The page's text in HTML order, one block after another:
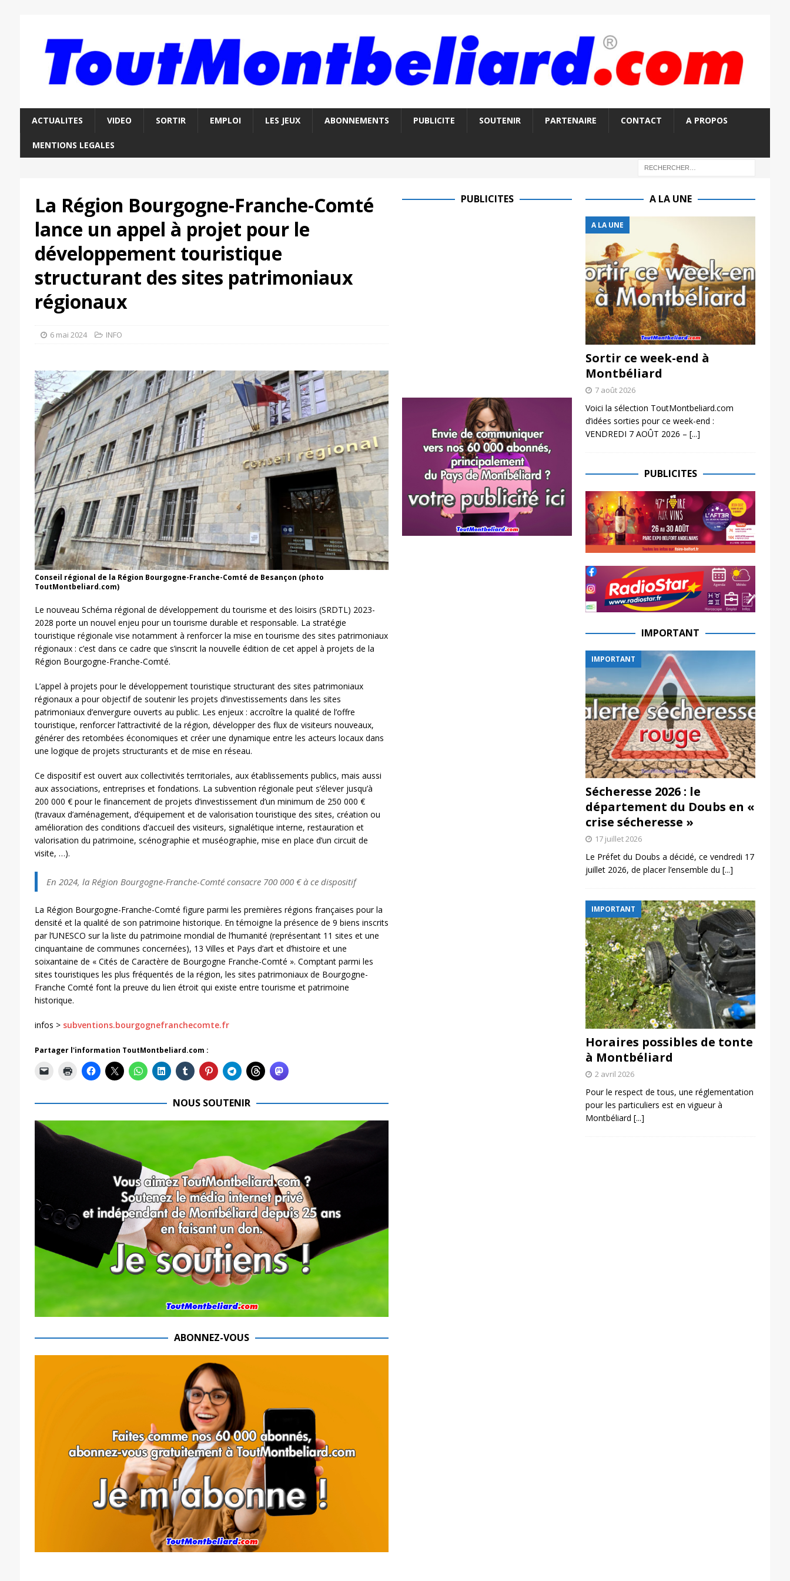
ACTUALITES VIDEO SORTIR EMPLOI LES JEUX ABONNEMENTS PUBLICITE SOUTENIR PARTENAIRE CONTACT A PROPOS
MENTIONS LEGALES
La Région Bourgogne-Franche-Comté
lance un appel à projet pour le
développement touristique
structurant des sites patrimoniaux
régionaux
6 mai 2024 INFO
Conseil régional de la Région Bourgogne-Franche-Comté de Besançon (photo
ToutMontbeliard.com)
Le nouveau Schéma régional de développement du tourisme et des loisirs (SRDTL) 2023-
2028 porte un nouvel enjeu pour un tourisme durable et responsable. La stratégie
touristique régionale vise notamment à renforcer la mise en tourisme des sites patrimoniaux
régionaux : c’est dans ce cadre que s’inscrit la nouvelle édition de cet appel à projets de la
Région Bourgogne-Franche-Comté.
L’appel à projets pour le développement touristique structurant des sites patrimoniaux
régionaux a pour objectif de soutenir les projets d’investissements dans les sites
patrimoniaux d’envergure ouverts au public. Les enjeux : accroître la qualité de l’offre
touristique, renforcer l’attractivité de la région, développer des flux de visiteurs nouveaux,
générer des retombées économiques et créer une dynamique entre les acteurs locaux dans
une logique de projets structurants et de mise en réseau.
Ce dispositif est ouvert aux collectivités territoriales, aux établissements publics, mais aussi
aux associations, entreprises et fondations. La subvention régionale peut s’élever jusqu’à
200 000 € pour le financement de projets d’investissement d’un minimum de 250 000 €
(travaux d’aménagement, d’équipement et de valorisation touristique des sites, création ou
amélioration des conditions d’accueil des visiteurs, signalétique interne, restauration et
valorisation du patrimoine, scénographie et muséographie, mise en place d’un circuit de
visite, …).
En 2024, la Région Bourgogne-Franche-Comté consacre 700 000 € à ce dispositif
La Région Bourgogne-Franche-Comté figure parmi les premières régions françaises pour la
densité et la qualité de son patrimoine historique. En témoigne la présence de 9 biens inscrits
par l’UNESCO sur la liste du patrimoine mondial de l’humanité (représentant 11 sites et une
cinquantaine de communes concernées), 13 Villes et Pays d’art et d’histoire et une
soixantaine de « Cités de Caractère de Bourgogne Franche-Comté ». Comptant parmi les
sites touristiques les plus fréquentés de la région, les sites patrimoniaux de Bourgogne-
Franche Comté font la preuve du lien étroit qui existe entre tourisme et patrimoine
historique.
infos > subventions.bourgognefranchecomte.fr
Partager l'information ToutMontbeliard.com :
NOUS SOUTENIR
ABONNEZ-VOUS
PUBLICITES A LA UNE
A LA UNE
Sortir ce week-end à
Montbéliard
7 août 2026
Voici la sélection ToutMontbeliard.com
d’idées sorties pour ce week-end :
VENDREDI 7 AOÛT 2026 – [...]
PUBLICITES
IMPORTANT
IMPORTANT
Sécheresse 2026 : le
département du Doubs en «
crise sécheresse »
17 juillet 2026
Le Préfet du Doubs a décidé, ce vendredi 17
juillet 2026, de placer l’ensemble du [...]
IMPORTANT
Horaires possibles de tonte
à Montbéliard
2 avril 2026
Pour le respect de tous, une réglementation
pour les particuliers est en vigueur à
Montbéliard [...]